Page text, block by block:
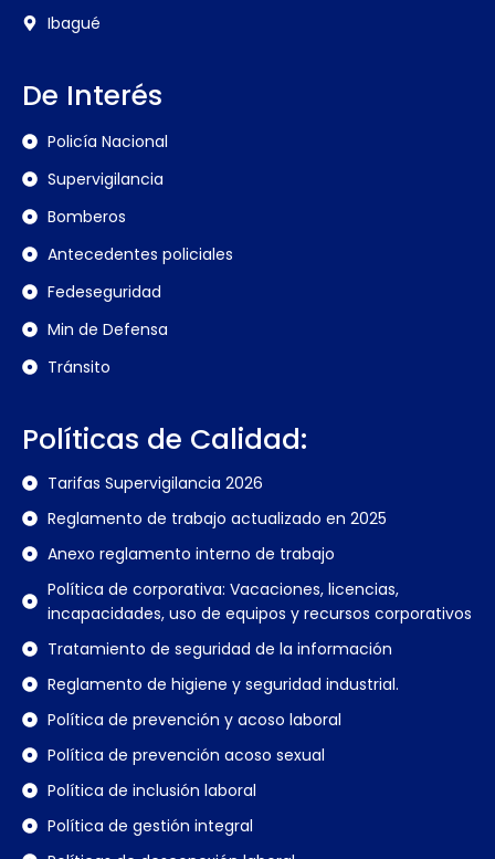
Ibagué
De Interés
Policía Nacional
Supervigilancia
Bomberos
Antecedentes policiales
Fedeseguridad
Min de Defensa
Tránsito
Políticas de Calidad:
Tarifas Supervigilancia 2026
Reglamento de trabajo actualizado en 2025
Anexo reglamento interno de trabajo
Política de corporativa: Vacaciones, licencias,
incapacidades, uso de equipos y recursos corporativos
Tratamiento de seguridad de la información
Reglamento de higiene y seguridad industrial.
Política de prevención y acoso laboral
Política de prevención acoso sexual
Política de inclusión laboral
Política de gestión integral